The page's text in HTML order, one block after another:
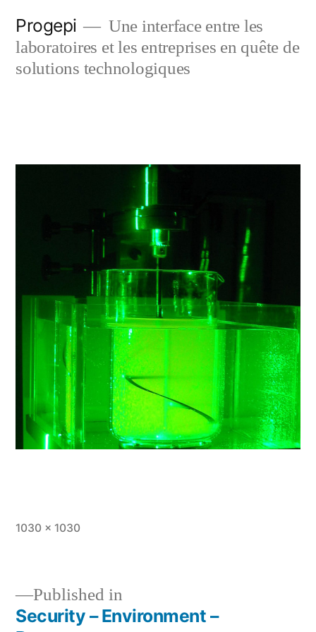
content
Progepi
Une interface entre les
laboratoires et les entreprises en quête de
solutions technologiques
Full
1030 × 1030
Published in
Security – Environment –